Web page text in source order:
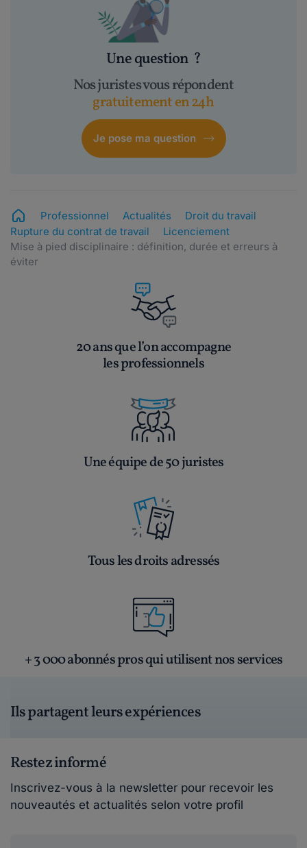
Une question ?
Nos juristes vous répondent
gratuitement en 24h
Je pose ma question
Professionnel Actualités
Droit du travail
Rupture du contrat de travail
Licenciement
Mise à pied disciplinaire : définition, durée et erreurs à
éviter
20 ans que l’on accompagne
les professionnels
Une équipe de 50 juristes
Tous les droits adressés
+ 3 000 abonnés pros qui utilisent nos services
Ils partagent leurs expériences
Restez informé
Inscrivez-vous à la newsletter pour recevoir les
nouveautés et actualités selon votre profil